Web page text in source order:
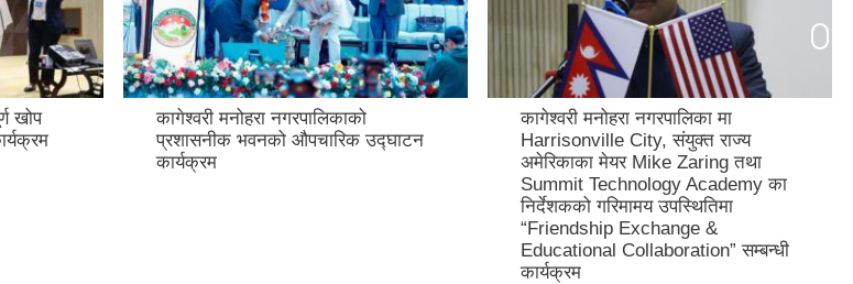
खोप
कागेश्वरी मनोहरा नगरपालिकाको
प्रशासनीक भवनको औपचारिक उद्घाटन
कार्यक्रम
कागेश्वरी मनोहरा नगरपालिका मा
Harrisonville City, संयुक्त राज्य
अमेरिकाका मेयर Mike Zaring तथा
Summit Technology Academy का
निर्देशकको गरिमामय उपस्थितिमा
“Friendship Exchange &
Educational Collaboration” सम्बन्धी
कार्यक्रम